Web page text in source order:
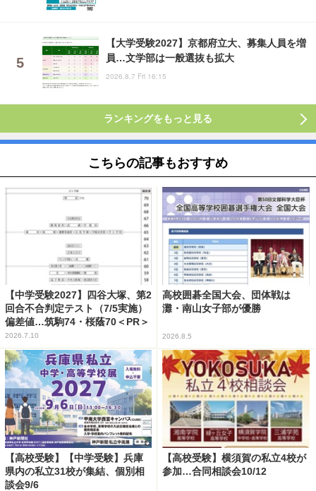
【大学受験2027】京都府立大、募集人員を増
員…文学部は一般選抜も拡大
2026.8.7 Fri 16:15
ランキングをもっと見る
こちらの記事もおすすめ
【中学受験2027】四谷大塚、第2
回合不合判定テスト（7/5実施）
偏差値…筑駒74・桜蔭70＜PR＞
2026.7.10
高校囲碁全国大会、団体戦は
灘・南山女子部が優勝
2026.8.5
【高校受験】【中学受験】兵庫
県内の私立31校が集結、個別相
談会9/6
【高校受験】横須賀の私立4校が
参加…合同相談会10/12